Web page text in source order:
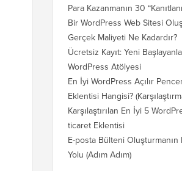
Para Kazanmanın 30
Bir WordPress Web Sitesi
Gerçek Maliyeti Ne Kadardır?
Ücretsiz Kayıt: Yeni
WordPress Atölyesi
En İyi WordPress Açılır
Eklentisi Hangisi?
Karşılaştırılan En İyi 5
ticaret Eklentisi
E-posta Bülteni Oluşturmanın
Yolu (Adım Adım)